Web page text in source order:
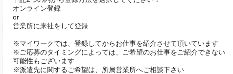
オンライン登録
or
営業所に来社をして登録
※マイワークでは、登録してからお仕事を紹介させて頂いています
※ご応募のタイミングによっては、ご希望のお仕事をご紹介できない
可能性もございます
※派遣先に関するご希望は、所属営業所へご相談下さい